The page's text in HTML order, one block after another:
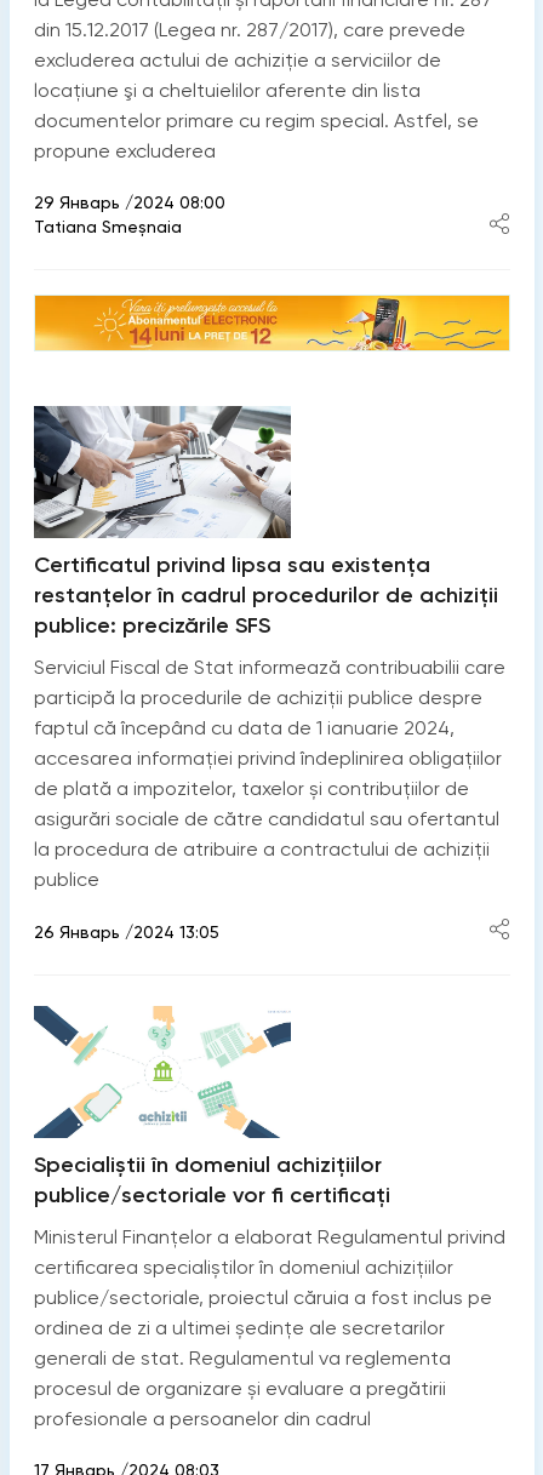
din 15.12.2017 (Legea nr. 287/2017), care prevede
excluderea actului de achiziţie a serviciilor de
locaţiune şi a cheltuielilor aferente din lista
documentelor primare cu regim special. Astfel, se
propune excluderea
29 Январь /2024 08:00
Tatiana Smeșnaia
Certificatul privind lipsa sau existența
restanțelor în cadrul procedurilor de achiziții
publice: precizările SFS
Serviciul Fiscal de Stat informează contribuabilii care
participă la procedurile de achiziții publice despre
faptul că începând cu data de 1 ianuarie 2024,
accesarea informației privind îndeplinirea obligațiilor
de plată a impozitelor, taxelor și contribuțiilor de
asigurări sociale de către candidatul sau ofertantul
la procedura de atribuire a contractului de achiziții
publice
26 Январь /2024 13:05
Specialiștii în domeniul achizițiilor
publice/sectoriale vor fi certificați
Ministerul Finanțelor a elaborat Regulamentul privind
certificarea specialiștilor în domeniul achizițiilor
publice/sectoriale, proiectul căruia a fost inclus pe
ordinea de zi a ultimei ședințe ale secretarilor
generali de stat. Regulamentul va reglementa
procesul de organizare și evaluare a pregătirii
profesionale a persoanelor din cadrul
17 Январь /2024 08:03